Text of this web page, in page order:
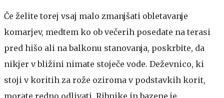
Če želite torej vsaj malo zmanjšati obletavanje
komarjev, medtem ko ob večerih posedate na terasi
pred hišo ali na balkonu stanovanja, poskrbite, da
nikjer v bližini nimate stoječe vode. Deževnico, ki
stoji v koritih za rože oziroma v podstavkih korit,
morate redno odlivati. Ribnike in bazene je